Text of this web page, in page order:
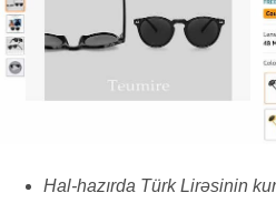
Hal-hazırda Türk Lirəsinin